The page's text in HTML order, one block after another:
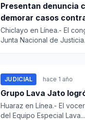
Presentan denuncia
demorar casos
Chiclayo en Línea.- El
Junta Nacional de
JUDICIAL hace 1 año
Grupo Lava Jato
Huaraz en Línea.- El
del Equipo Especial Lava...